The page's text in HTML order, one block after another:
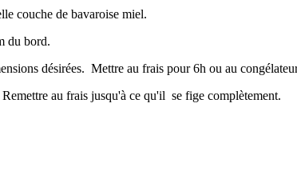
couche de bavaroise miel.
du bord.
désirées. Mettre au frais pour 6h ou au
au frais jusqu'à ce qu'il se fige complètement.